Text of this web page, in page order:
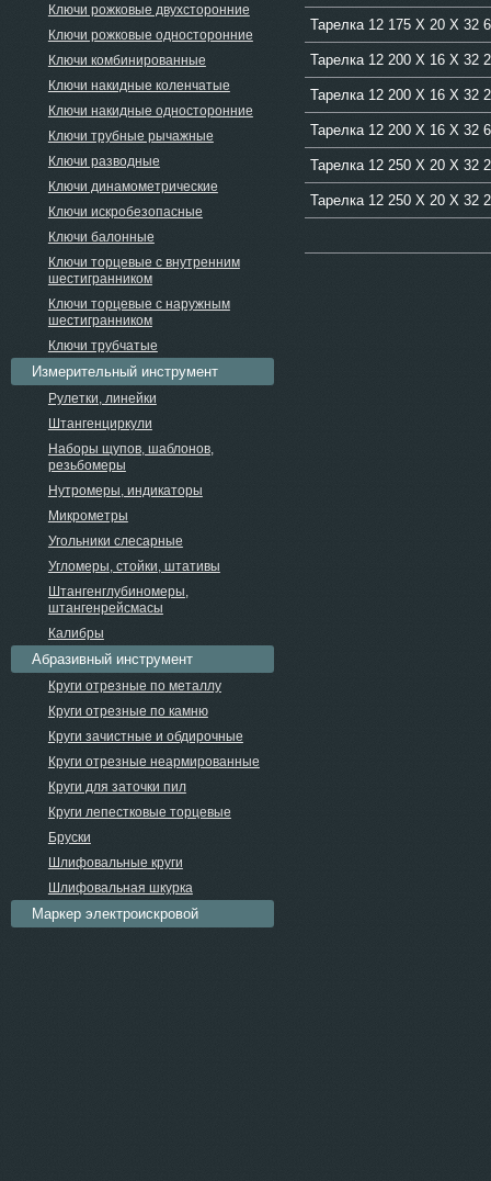
Тарелка 12 175 Х 20 Х
Тарелка 12 200 Х 16 Х
Тарелка 12 200 Х 16 Х
Тарелка 12 200 Х 16 Х
Тарелка 12 250 Х 20 Х
Тарелка 12 250 Х 20 Х
Ключи рожковые двухсторонние
Ключи рожковые односторонние
Ключи комбинированные
Ключи накидные коленчатые
Ключи накидные односторонние
Ключи трубные рычажные
Ключи разводные
Ключи динамометрические
Ключи искробезопасные
Ключи балонные
Ключи торцевые с внутренним
шестигранником
Ключи торцевые с наружным
шестигранником
Ключи трубчатые
Измерительный инструмент
Рулетки, линейки
Штангенциркули
Наборы щупов, шаблонов,
резьбомеры
Нутромеры, индикаторы
Микрометры
Угольники слесарные
Угломеры, стойки, штативы
Штангенглубиномеры,
штангенрейсмасы
Калибры
Абразивный инструмент
Круги отрезные по металлу
Круги отрезные по камню
Круги зачистные и обдирочные
Круги отрезные неармированные
Круги для заточки пил
Круги лепестковые торцевые
Бруски
Шлифовальные круги
Шлифовальная шкурка
Маркер электроискровой